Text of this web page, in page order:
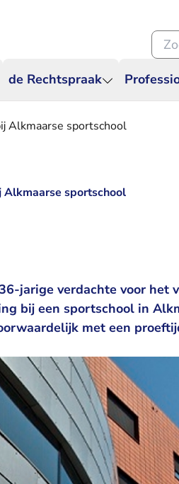
de Rechtspraak
Alkmaarse sportschool
sportschool
jarige verdachte voor het
bij een sportschool in
met een